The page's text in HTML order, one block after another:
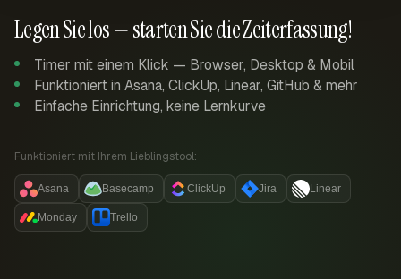
Legen Sie los — starten Sie die Zeiterfassung!
Timer mit einem Klick — Browser, Desktop & Mobil
Funktioniert in Asana, ClickUp, Linear, GitHub & mehr
Einfache Einrichtung, keine Lernkurve
Funktioniert mit Ihrem Lieblingstool:
Asana Basecamp ClickUp Jira Linear
Monday Trello